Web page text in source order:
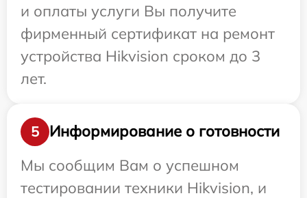
и оплаты услуги Вы получите
фирменный сертификат на ремонт
устройства Hikvision сроком до 3
лет.
5
Информирование о готовности
Мы сообщим Вам о успешном
тестировании техники Hikvision, и